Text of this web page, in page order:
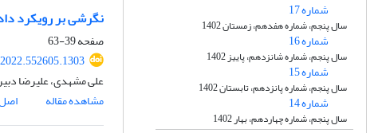
نگرشی بر رویکرد
صفحه39-63
علی مشهدی، علیرضا
مشاهده مقاله
شماره 17
سال پنجم، شماره هفدهم، زمستان 1402
شماره 16
سال پنجم، شماره شانزدهم، پاییز 1402
شماره 15
سال پنجم، شماره پانزدهم، تابستان 1402
شماره 14
سال پنجم، شماره چهاردهم، بهار 1402